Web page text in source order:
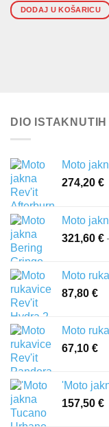
DODAJ U KOŠARICU
DIO
Moto
274,20 €
Moto
321,60 €
Moto
87,80 €
Moto
67,10 €
'Moto
157,50 €